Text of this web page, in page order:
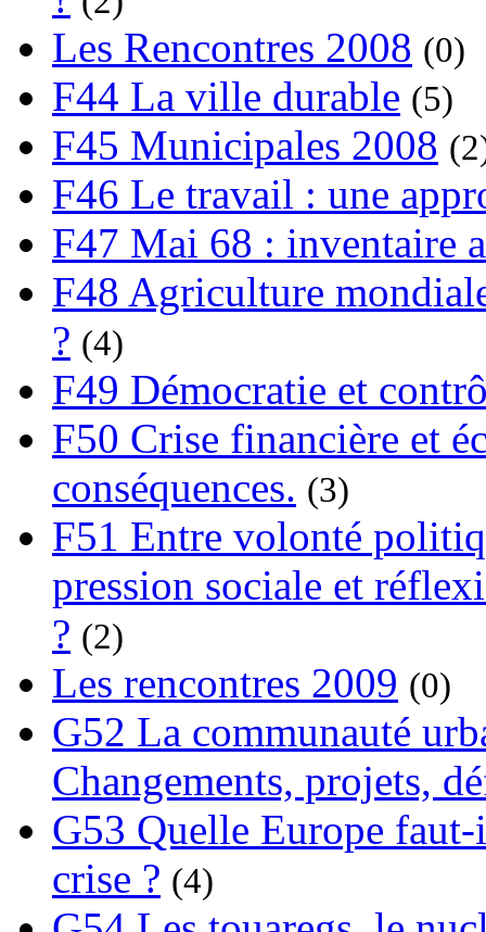
Les Rencontres 2008 (0)
F44 La ville durable (5)
F45 Municipales 2008
F46 Le travail : une
F47 Mai 68 : inventaire
F48 Agriculture
? (4)
F49 Démocratie et
F50 Crise financière et
conséquences. (3)
F51 Entre volonté
pression sociale et
? (2)
Les rencontres 2009 (0)
G52 La communauté
Changements, projets,
G53 Quelle Europe
crise ? (4)